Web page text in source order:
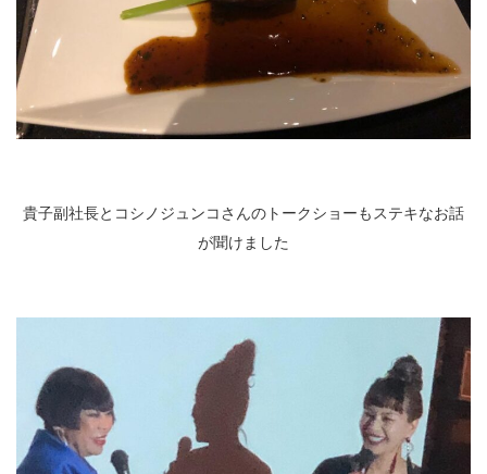
貴子副社長とコシノジュンコさんのトークショーもステキなお話
が聞けました